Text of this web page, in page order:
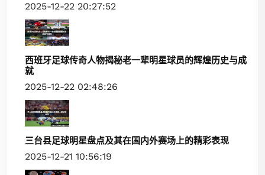
2025-12-22 20:27:52
西班牙足球传奇人物揭秘老一辈明星球员的辉煌历史与成
就
2025-12-22 02:48:26
三台县足球明星盘点及其在国内外赛场上的精彩表现
2025-12-21 10:56:19